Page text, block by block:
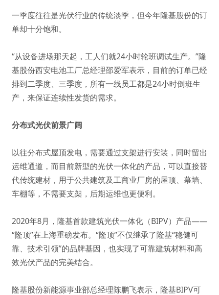
一季度往往是光伏行业的传统淡季，但今年隆基股份的订
单却十分饱和。
“从设备进场那天起，工人们就24小时轮班调试生产。”隆
基股份西安电池工厂总经理邵爱军表示，目前的订单已经
排到二季度、三季度，所有一线员工都是24小时倒班生
产，来保证连续性发货的需求。
分布式光伏前景广阔
以往分布式屋顶发电，需要通过支架进行安装，同时留出
运维通道，而目前新型的光伏一体化的产品，可以直接替
代传统建材，用于公共建筑及工商业厂房的屋顶、幕墙、
车棚等，不需要支架，后期运维也更便利。
2020年8月，隆基首款建筑光伏一体化（BIPV）产品——
“隆顶”在上海重磅发布。“隆顶”不仅继承了隆基“稳健可
靠、技术引领”的品牌基因，也实现了可靠建筑材料和高
效光伏产品的完美结合。
隆基股份新能源事业部总经理陈鹏飞表示，隆基BIPV可